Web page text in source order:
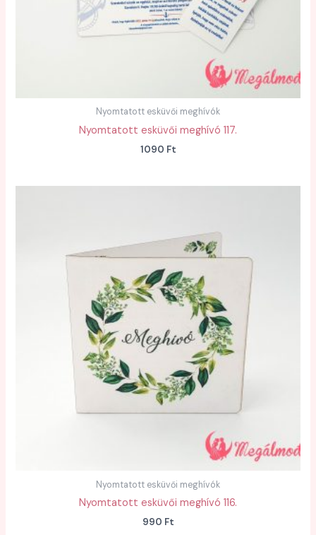
Nyomtatott esküvői meghívók
Nyomtatott esküvői meghívó 117.
1090 Ft
Nyomtatott esküvői meghívók
Nyomtatott esküvői meghívó 116.
990 Ft